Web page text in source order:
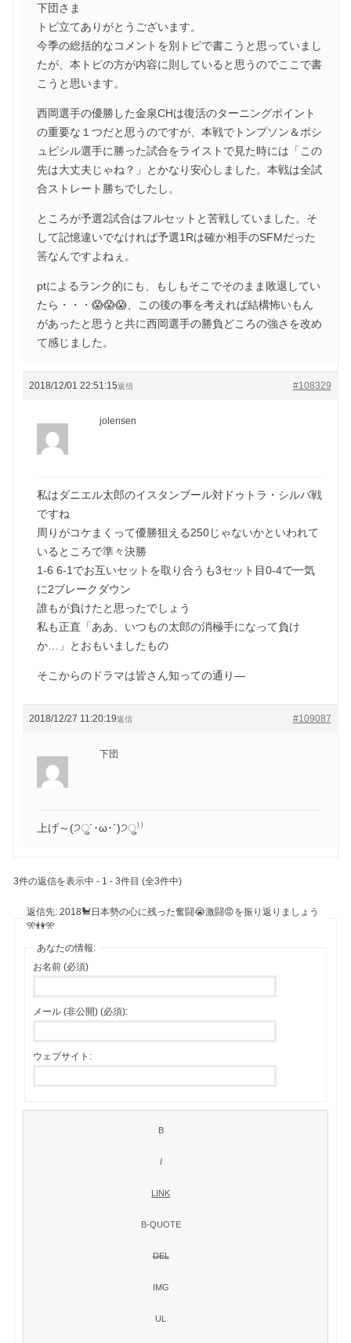
下団さま
トピ立てありがとうございます。
今季の総括的なコメントを別トピで書こうと思っていまし
たが、本トピの方が内容に則していると思うのでここで書
こうと思います。
西岡選手の優勝した金泉CHは復活のターニングポイント
の重要な１つだと思うのですが、本戦でトンプソン＆ポシ
ュピシル選手に勝った試合をライストで見た時には「この
先は大丈夫じゃね？」とかなり安心しました。本戦は全試
合ストレート勝ちでしたし。
ところが予選2試合はフルセットと苦戦していました。そ
して記憶違いでなければ予選1Rは確か相手のSFMだった
筈なんですよねぇ。
ptによるランク的にも、もしもそこでそのまま敗退してい
たら・・・😱😱😱、この後の事を考えれば結構怖いもん
があったと思うと共に西岡選手の勝負どころの強さを改め
て感じました。
2018/12/01 22:51:15 #108329
返信
jolensen
私はダニエル太郎のイスタンブール対ドゥトラ・シルバ戦
ですね
周りがコケまくって優勝狙える250じゃないかといわれて
いるところで準々決勝
1-6 6-1でお互いセットを取り合うも3セット目0-4で一気
に2ブレークダウン
誰もが負けたと思ったでしょう
私も正直「ああ、いつもの太郎の消極手になって負け
か…」とおもいましたもの
そこからのドラマは皆さん知っての通り―
2018/12/27 11:20:19 #109087
返信
下団
上げ～(੭ु´･ω･`)੭ु⁾⁾
3件の返信を表示中 - 1 - 3件目 (全3件中)
返信先: 2018🐩日本勢の心に残った奮闘😭激闘😡を振り返りましょう
🎌👫🎌
あなたの情報:
お名前 (必須)
メール (非公開) (必須):
ウェブサイト: